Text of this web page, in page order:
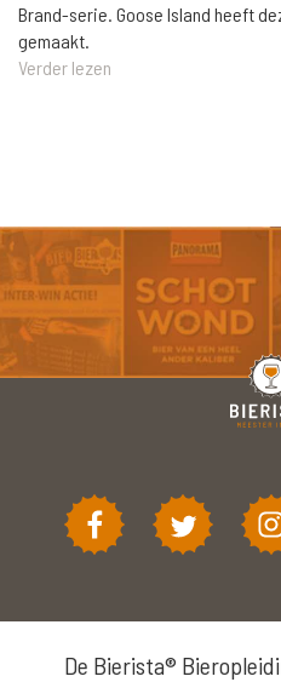
Brand-serie. Goose Island heeft
gemaakt.
Verder lezen
De Bierista®